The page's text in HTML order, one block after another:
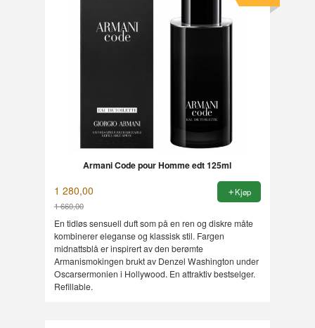
Armani Code pour Homme edt 125ml
1 280,00
1 660,00
Rabatt
Kjøp
En tidløs sensuell duft som på en ren og diskre måte
kombinerer eleganse og klassisk stil. Fargen
midnattsblå er inspirert av den berømte
Armanismokingen brukt av Denzel Washington under
Oscarsermonien i Hollywood. En attraktiv bestselger.
Refillable.